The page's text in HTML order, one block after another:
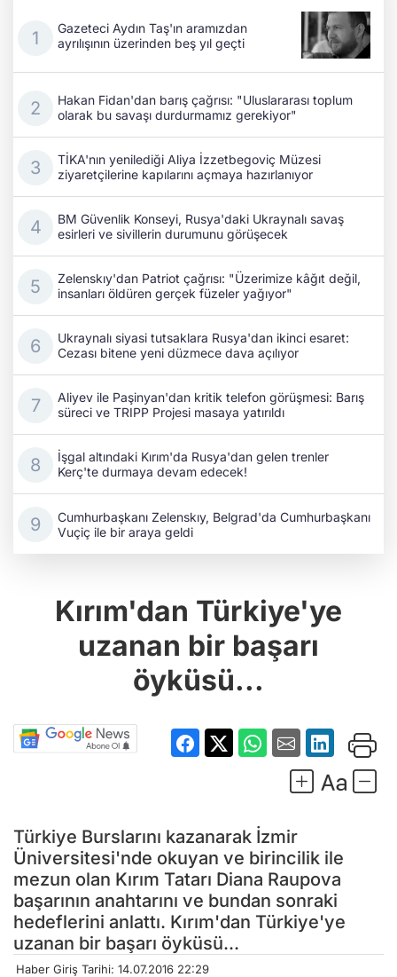
Gazeteci Aydın Taş'ın aramızdan
ayrılışının üzerinden beş yıl geçti
Hakan Fidan'dan barış çağrısı: "Uluslararası toplum
olarak bu savaşı durdurmamız gerekiyor"
TİKA'nın yenilediği Aliya İzzetbegoviç Müzesi
ziyaretçilerine kapılarını açmaya hazırlanıyor
BM Güvenlik Konseyi, Rusya'daki Ukraynalı savaş
esirleri ve sivillerin durumunu görüşecek
Zelenskıy'dan Patriot çağrısı: "Üzerimize kâğıt değil,
insanları öldüren gerçek füzeler yağıyor"
Ukraynalı siyasi tutsaklara Rusya'dan ikinci esaret:
Cezası bitene yeni düzmece dava açılıyor
Aliyev ile Paşinyan'dan kritik telefon görüşmesi: Barış
süreci ve TRIPP Projesi masaya yatırıldı
İşgal altındaki Kırım'da Rusya'dan gelen trenler
Kerç'te durmaya devam edecek!
Cumhurbaşkanı Zelenskıy, Belgrad'da Cumhurbaşkanı
Vuçiç ile bir araya geldi
Kırım'dan Türkiye'ye
uzanan bir başarı
öyküsü...
Türkiye Burslarını kazanarak İzmir
Üniversitesi'nde okuyan ve birincilik ile
mezun olan Kırım Tatarı Diana Raupova
başarının anahtarını ve bundan sonraki
hedeflerini anlattı. Kırım'dan Türkiye'ye
uzanan bir başarı öyküsü...
Haber Giriş Tarihi: 14.07.2016 22:29